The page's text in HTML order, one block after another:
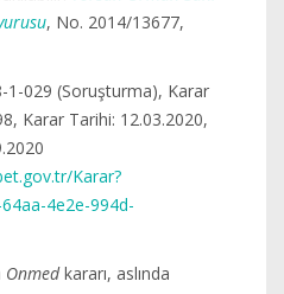
, No. 2014/13677,
1-029 (Soruşturma), Karar
Karar Tarihi: 12.03.2020,
Karar?
4e2e-994d-
Onmedkararı, aslında